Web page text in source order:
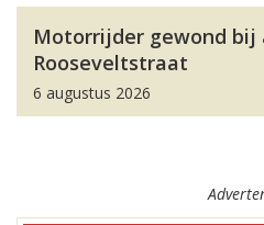
Motorrijder gewond bij
Rooseveltstraat
6 augustus 2026